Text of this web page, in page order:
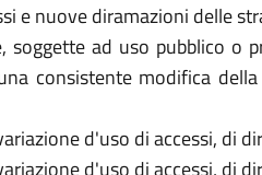
e nuove diramazioni delle
soggette ad uso pubblico o
consistente modifica
d'uso di accessi, di
d'uso di accessi, di